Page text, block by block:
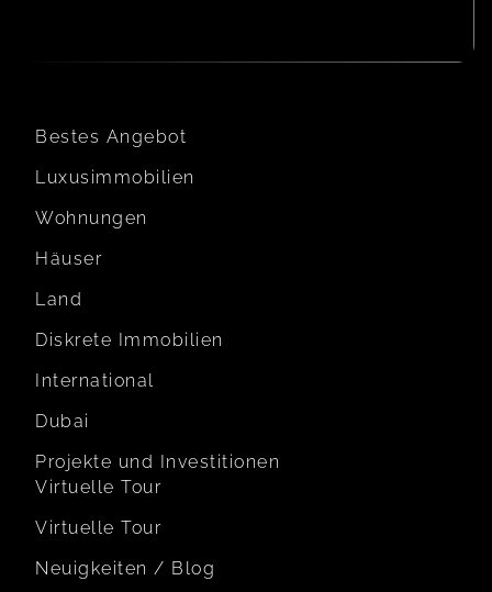
Bestes Angebot
Luxusimmobilien
Wohnungen
Häuser
Land
Diskrete Immobilien
International
Dubai
Projekte und Investitionen
Virtuelle Tour
Virtuelle Tour
Neuigkeiten / Blog